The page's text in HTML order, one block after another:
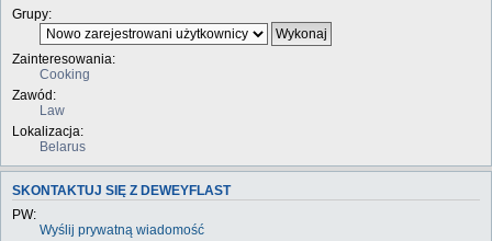
Grupy:
Zainteresowania:
Cooking
Zawód:
Law
Lokalizacja:
Belarus
SKONTAKTUJ SIĘ Z DEWEYFLAST
PW:
Wyślij prywatną wiadomość